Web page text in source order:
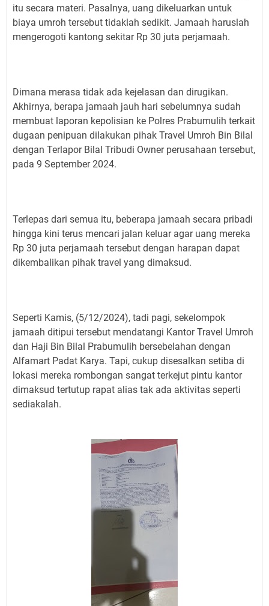
itu secara materi. Pasalnya, uang dikeluarkan untuk
biaya umroh tersebut tidaklah sedikit. Jamaah haruslah
mengerogoti kantong sekitar Rp 30 juta perjamaah.
Dimana merasa tidak ada kejelasan dan dirugikan.
Akhirnya, berapa jamaah jauh hari sebelumnya sudah
membuat laporan kepolisian ke Polres Prabumulih terkait
dugaan penipuan dilakukan pihak Travel Umroh Bin Bilal
dengan Terlapor Bilal Tribudi Owner perusahaan tersebut,
pada 9 September 2024.
Terlepas dari semua itu, beberapa jamaah secara pribadi
hingga kini terus mencari jalan keluar agar uang mereka
Rp 30 juta perjamaah tersebut dengan harapan dapat
dikembalikan pihak travel yang dimaksud.
Seperti Kamis, (5/12/2024), tadi pagi, sekelompok
jamaah ditipui tersebut mendatangi Kantor Travel Umroh
dan Haji Bin Bilal Prabumulih bersebelahan dengan
Alfamart Padat Karya. Tapi, cukup disesalkan setiba di
lokasi mereka rombongan sangat terkejut pintu kantor
dimaksud tertutup rapat alias tak ada aktivitas seperti
sediakalah.